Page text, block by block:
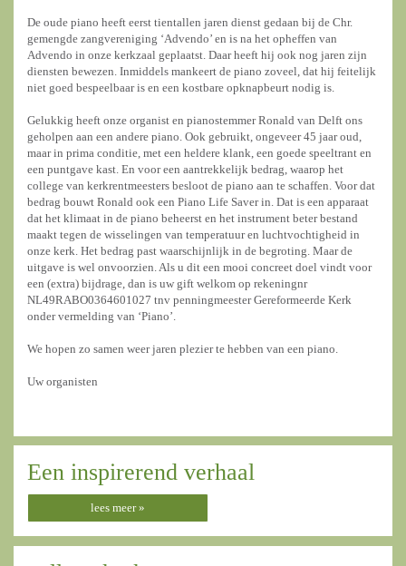
De oude piano heeft eerst tientallen jaren dienst gedaan bij de Chr.
gemengde zangvereniging ‘Advendo’ en is na het opheffen van
Advendo in onze kerkzaal geplaatst. Daar heeft hij ook nog jaren zijn
diensten bewezen. Inmiddels mankeert de piano zoveel, dat hij feitelijk
niet goed bespeelbaar is en een kostbare opknapbeurt nodig is.
Gelukkig heeft onze organist en pianostemmer Ronald van Delft ons
geholpen aan een andere piano. Ook gebruikt, ongeveer 45 jaar oud,
maar in prima conditie, met een heldere klank, een goede speeltrant en
een puntgave kast. En voor een aantrekkelijk bedrag, waarop het
college van kerkrentmeesters besloot de piano aan te schaffen. Voor dat
bedrag bouwt Ronald ook een Piano Life Saver in. Dat is een apparaat
dat het klimaat in de piano beheerst en het instrument beter bestand
maakt tegen de wisselingen van temperatuur en luchtvochtigheid in
onze kerk. Het bedrag past waarschijnlijk in de begroting. Maar de
uitgave is wel onvoorzien. Als u dit een mooi concreet doel vindt voor
een (extra) bijdrage, dan is uw gift welkom op rekeningnr
NL49RABO0364601027 tnv penningmeester Gereformeerde Kerk
onder vermelding van ‘Piano’.
We hopen zo samen weer jaren plezier te hebben van een piano.
Uw organisten
Een inspirerend verhaal
lees meer »